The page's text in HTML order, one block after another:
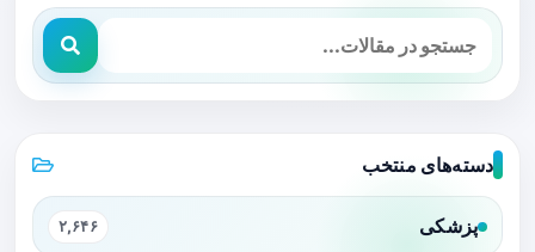
دسته‌های منتخب
پزشکی ۲,۶۴۶